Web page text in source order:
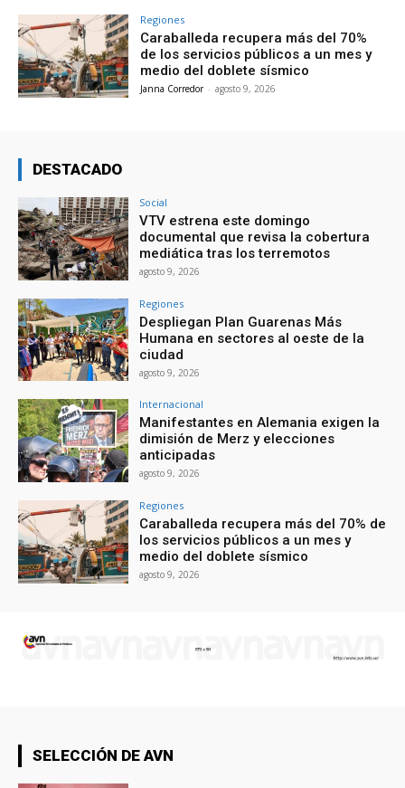
Regiones
Caraballeda recupera más del 70%
de los servicios públicos a un mes y
medio del doblete sísmico
Janna Corredor - agosto 9, 2026
DESTACADO
Social
VTV estrena este domingo
documental que revisa la cobertura
mediática tras los terremotos
agosto 9, 2026
Regiones
Despliegan Plan Guarenas Más
Humana en sectores al oeste de la
ciudad
agosto 9, 2026
Internacional
Manifestantes en Alemania exigen la
dimisión de Merz y elecciones
anticipadas
agosto 9, 2026
Regiones
Caraballeda recupera más del 70% de
los servicios públicos a un mes y
medio del doblete sísmico
agosto 9, 2026
SELECCIÓN DE AVN